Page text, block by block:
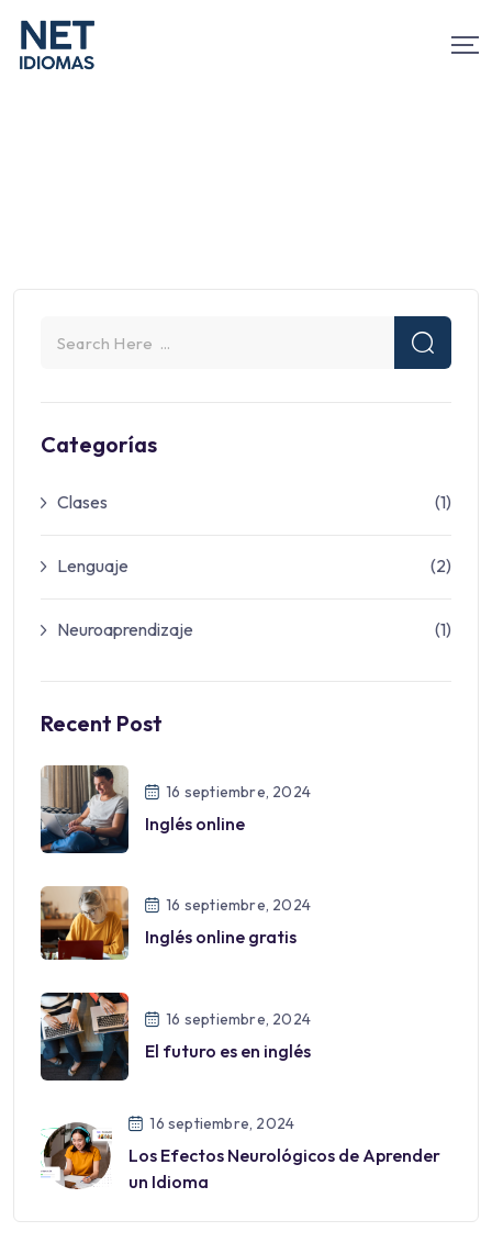
Categorías
Clases (1)
Lenguaje (2)
Neuroaprendizaje (1)
Recent Post
16 septiembre, 2024
Inglés online
16 septiembre, 2024
Inglés online gratis
16 septiembre, 2024
El futuro es en inglés
16 septiembre, 2024
Los Efectos Neurológicos de Aprender
un Idioma